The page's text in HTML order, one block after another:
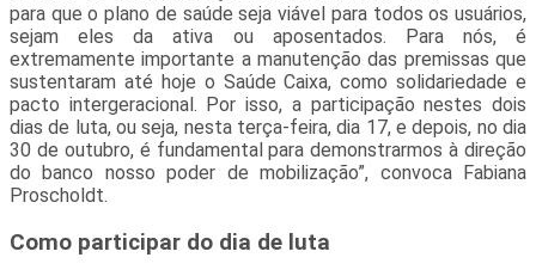
para que o plano de saúde seja viável para todos os usuários,
sejam eles da ativa ou aposentados. Para nós, é
extremamente importante a manutenção das premissas que
sustentaram até hoje o Saúde Caixa, como solidariedade e
pacto intergeracional. Por isso, a participação nestes dois
dias de luta, ou seja, nesta terça-feira, dia 17, e depois, no dia
30 de outubro, é fundamental para demonstrarmos à direção
do banco nosso poder de mobilização”, convoca Fabiana
Proscholdt.
Como participar do dia de luta